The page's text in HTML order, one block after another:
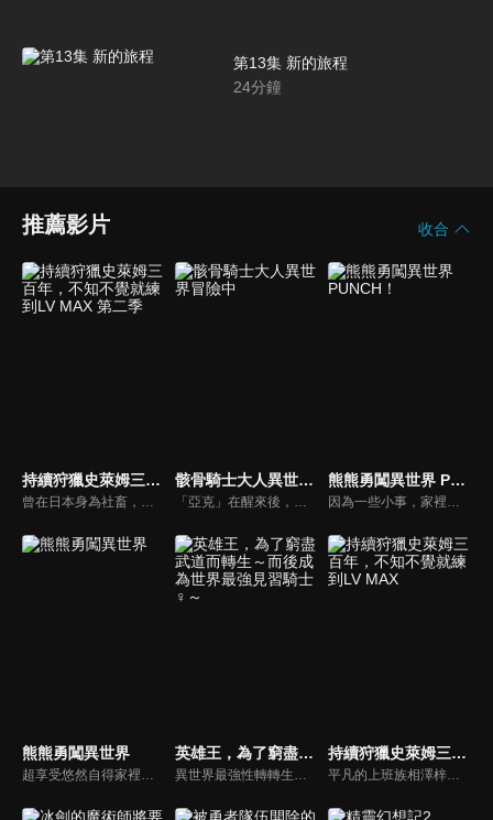
第13集 新的旅程
24分鐘
推薦影片 收合
持續狩獵史萊姆三百年，不知不覺就練到LV MAX 第二季
曾在日本身為社畜，卻在年紀輕輕過勞死的主角相澤梓，在女神的幫助下，以不老不死的魔女之姿轉生異世界。為了彌補前世的缺憾，她下定決心悠閒過活，長年來都只以打倒史萊姆和製藥維持著平靜的生活。誰知三百年後，她累積的經驗值已讓她成為了LV.99的世界最強魔女，她的生活也開始逐漸發生變化。
骸骨騎士大人異世界冒險中
「亞克」在醒來後，發現自己以在MMORPG使用的角色外觀被丟到異世界。而他的模樣，是外表全身鎧甲，內在全身骨骼的「骸骨騎士」。真面目曝光，肯定會被誤會成是怪物被討伐!?亞克決心當個低調的傭兵過生活。但他卻是個無法對壞事置之不理的男人！由骸骨騎士大人無自覺「懲惡勸善」的異世界奇幻故事現在登場！
熊熊勇闖異世界 PUNCH！
因為一些小事，家裡蹲遊戲玩家少女優奈被自稱是神明的人送到了異世界。至於說到那名少女變成怎樣了——靠著最強道具熊熊套裝得到了超級熊熊力量及超級熊熊魔法、現代世界的知識、信賴的夥伴菲娜，以及不會因為異世界這點程度就動搖的熊熊鋼鐵心，她已經完全適應這個世界了！
熊熊勇闖異世界
超享受悠然自得家裡蹲生活的美少女優奈，是VRMMORPG「WORLD．FANTASY．ONLINE」的廢人玩家。某天她跟平常一樣登入，但狀況卻不同以往…這裡究竟是遊戲當中？還是異世界？而且降臨與此地的裝備還固定成了「熊熊服裝」！這個熊熊竟然還是藏了世界最強等級魔法及技能的超級熊熊！！
英雄王，為了窮盡武道而轉生～而後成為世界最強見習騎士♀～
異世界最強性轉轉生奇幻！獲得女神的加護成為「神騎士」，打造了巨大王國的英雄王英格利斯，在年老彌留之際強烈地祈願著，「為國為民奉獻了一生，卻無法窮極自身的武藝。在下一個人生希望能為自己而活，鍛鍊武藝到極限。」女神答應了他的願望，讓他轉生至遙遠的未來……但轉生後的身分卻是騎士名門的「女兒」！？
持續狩獵史萊姆三百年，不知不覺就練到LV MAX
平凡的上班族相澤梓，因工作過度過勞死。她轉生到異世界，成為不老不死的魔女亞梓莎。鑑於前世的經驗，她在邊境的高原開始悠閒的慢活。打倒史來姆賺取金錢，像個魔女般製作藥物照顧山腳下的村莊。她持續過這樣的生活，被稱為「高原的魔女大人」。300年後，持續打倒史來姆累積的經驗值，讓亞梓莎在不知不覺間成為LV99，也就是世界最強。